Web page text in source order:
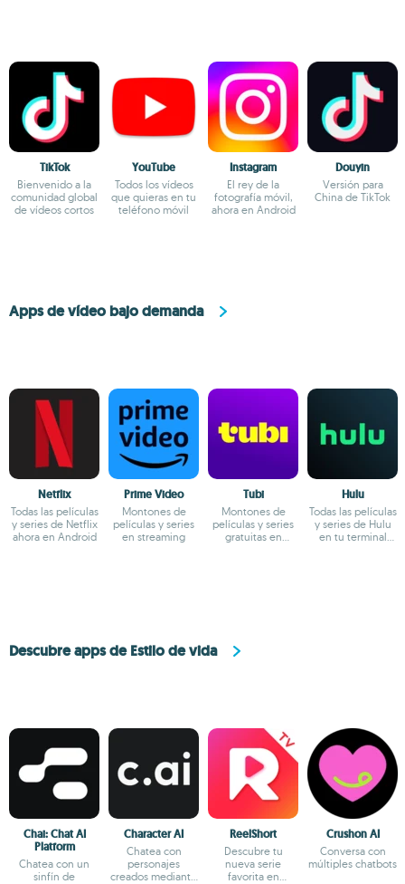
TikTok
Bienvenido a la
comunidad global
de vídeos cortos
YouTube
Todos los vídeos
que quieras en tu
teléfono móvil
Instagram
El rey de la
fotografía móvil,
ahora en Android
Douyin
Versión para
China de TikTok
Apps de vídeo bajo demanda
Netflix
Todas las películas
y series de Netflix
ahora en Android
Prime Video
Montones de
películas y series
en streaming
Tubi
Montones de
películas y series
gratuitas en
Hulu
Todas las películas
y series de Hulu
en tu terminal
Descubre apps de Estilo de vida
Chai: Chat AI
Platform
Chatea con un
sinfín de
Character AI
Chatea con
personajes
creados mediante
ReelShort
Descubre tu
nueva serie
favorita en
Crushon AI
Conversa con
múltiples chatbots